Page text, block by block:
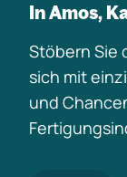
In Amos,
Stöbern Sie
sich mit
und